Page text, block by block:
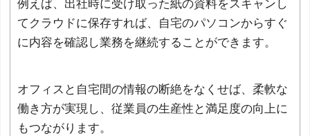
例えば、出社時に受け取った紙の資料をスキャンし
てクラウドに保存すれば、自宅のパソコンからすぐ
に内容を確認し業務を継続することができます。
オフィスと自宅間の情報の断絶をなくせば、柔軟な
働き方が実現し、従業員の生産性と満足度の向上に
もつながります。